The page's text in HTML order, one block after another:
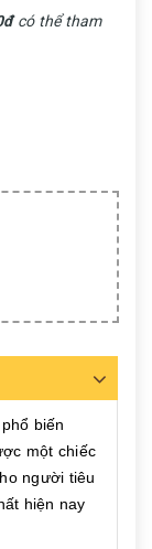
có thể tham
biến
một chiếc
người tiêu
hiện nay